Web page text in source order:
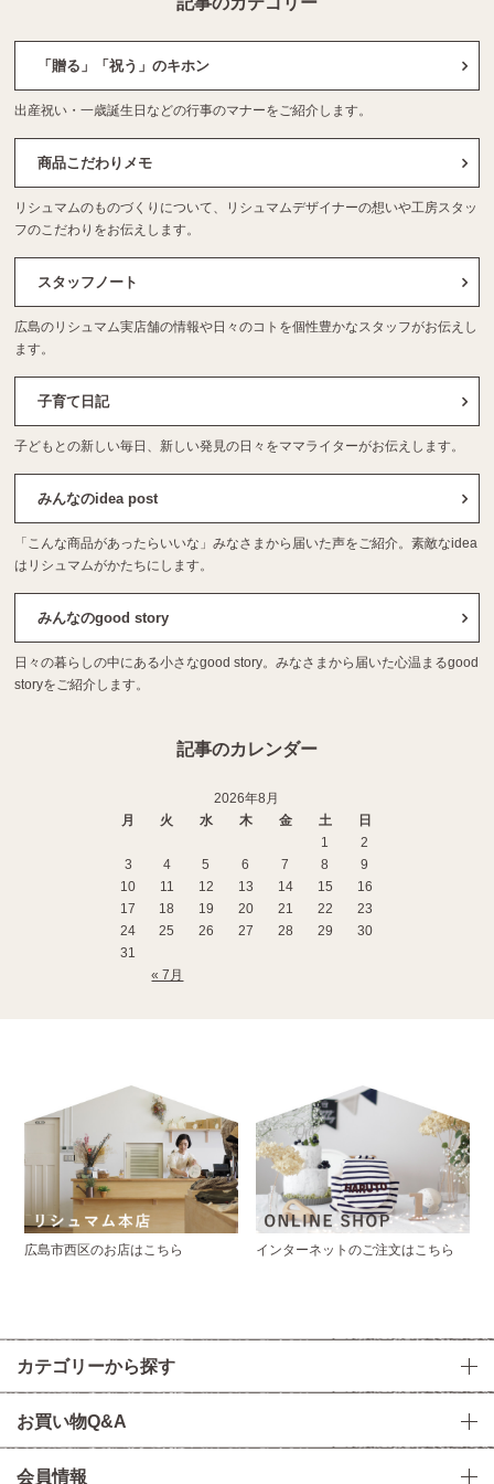
「贈る」「祝う」のキホン
出産祝い・一歳誕生日などの行事のマナーをご紹介します。
商品こだわりメモ
リシュマムのものづくりについて、リシュマムデザイナーの想いや工房スタッ
フのこだわりをお伝えします。
スタッフノート
広島のリシュマム実店舗の情報や日々のコトを個性豊かなスタッフがお伝えし
ます。
子育て日記
子どもとの新しい毎日、新しい発見の日々をママライターがお伝えします。
みんなのidea post
「こんな商品があったらいいな」みなさまから届いた声をご紹介。素敵なidea
はリシュマムがかたちにします。
みんなのgood story
日々の暮らしの中にある小さなgood story。みなさまから届いた心温まるgood
storyをご紹介します。
記事のカレンダー
2026年8月
月
火 水 木 金 土 日
« 7月
1
2
3
4 5 6 7 8
9
10
11 12 13 14 15
16
17
18 19 20 21 22
23
24
25 26 27 28 29
30
31
広島市西区のお店はこちら インターネットのご注文はこちら
カテゴリーから探す
お買い物Q&A
会員情報